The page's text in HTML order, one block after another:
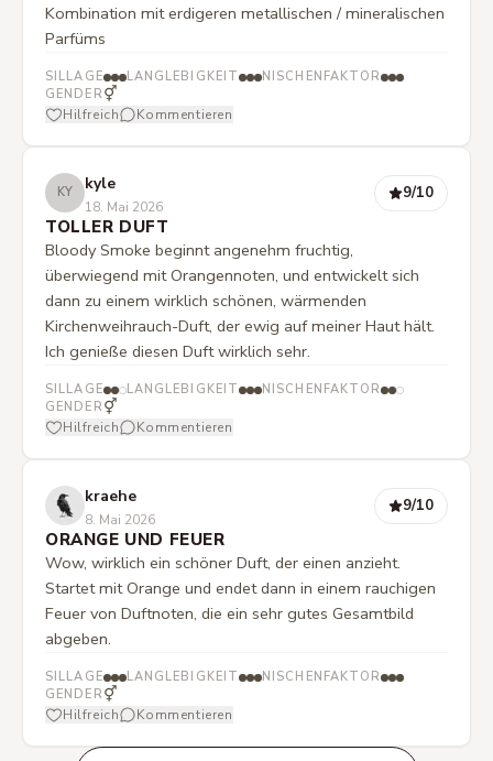
Kombination mit erdigeren metallischen / mineralischen
Parfüms
SILLAGE LANGLEBIGKEIT
NISCHENFAKTOR
GENDER ⚥
Hilfreich Kommentieren
KY kyle
18. Mai 2026
9/10
TOLLER DUFT
Bloody Smoke beginnt angenehm fruchtig,
überwiegend mit Orangennoten, und entwickelt sich
dann zu einem wirklich schönen, wärmenden
Kirchenweihrauch-Duft, der ewig auf meiner Haut hält.
Ich genieße diesen Duft wirklich sehr.
SILLAGE LANGLEBIGKEIT
NISCHENFAKTOR
GENDER ⚥
Hilfreich Kommentieren
kraehe
8. Mai 2026
9/10
ORANGE UND FEUER
Wow, wirklich ein schöner Duft, der einen anzieht.
Startet mit Orange und endet dann in einem rauchigen
Feuer von Duftnoten, die ein sehr gutes Gesamtbild
abgeben.
SILLAGE LANGLEBIGKEIT
NISCHENFAKTOR
GENDER ⚥
Hilfreich Kommentieren